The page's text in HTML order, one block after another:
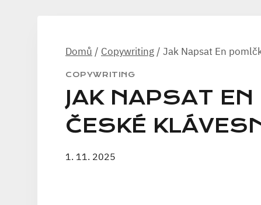
Domů / Copywriting / Jak Napsat En
COPYWRITING
JAK NAPSAT
ČESKÉ
1. 11. 2025